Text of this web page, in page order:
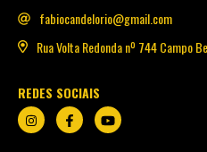
fabiocandelorio@gmail.com
Rua Volta Redonda nº 744 Campo
REDES SOCIAIS